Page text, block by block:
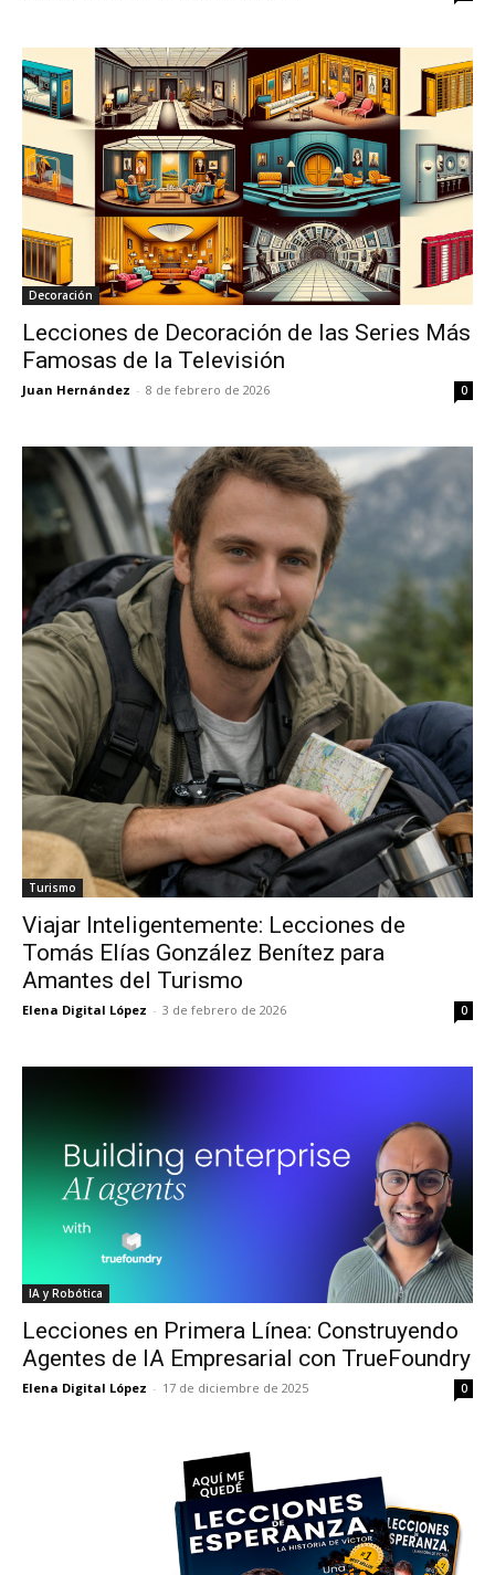
Decoración
Lecciones de Decoración de las Series Más
Famosas de la Televisión
Juan Hernández - 8 de febrero de 2026 0
Turismo
Viajar Inteligentemente: Lecciones de
Tomás Elías González Benítez para
Amantes del Turismo
Elena Digital López - 3 de febrero de 2026 0
IA y Robótica
Lecciones en Primera Línea: Construyendo
Agentes de IA Empresarial con TrueFoundry
Elena Digital López - 17 de diciembre de 2025 0